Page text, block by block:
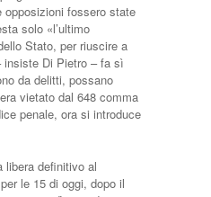
fossero state
solo «l’ultimo
Stato, per riuscire a
insiste Di Pietro – fa sì
da delitti, possano
vietato dal 648 comma
penale, ora si introduce
libera definitivo al
le 15 di oggi, dopo il